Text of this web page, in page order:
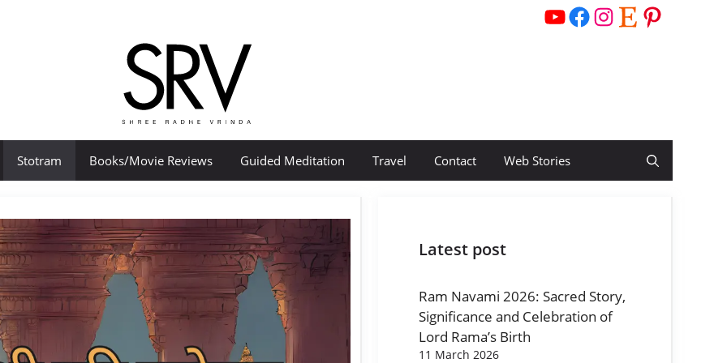
YouTube
Facebook
Instagram
EtsyPinterest
Stotram Books/Movie Reviews Guided Meditation Travel Contact Web Stories
Latest post
Ram Navami 2026: Sacred Story,
Significance and Celebration of
Lord Rama’s Birth
11 March 2026